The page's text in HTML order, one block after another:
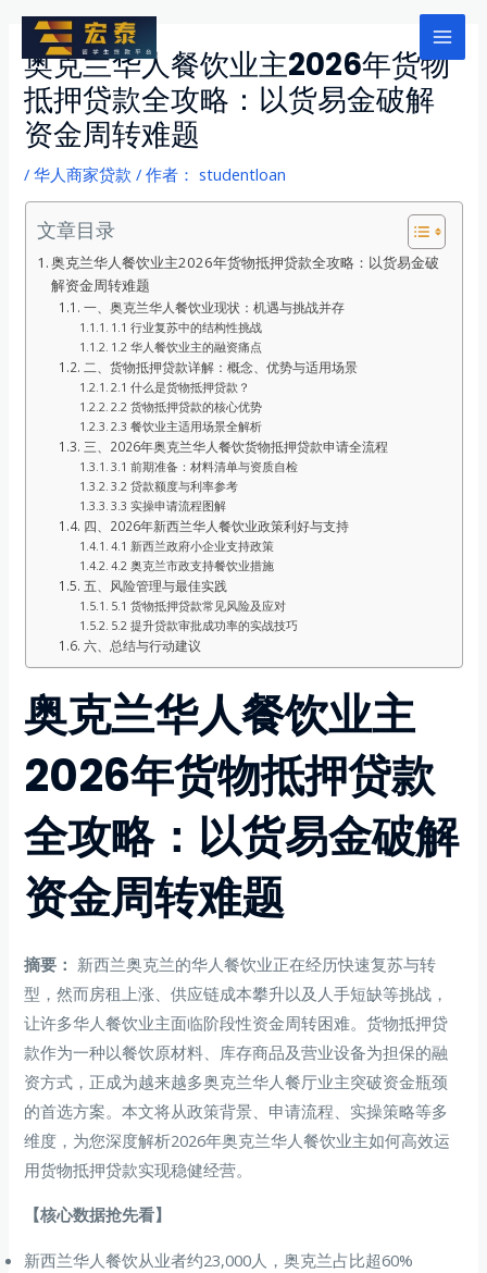
Main
奥克兰华人餐饮业主2026年货物
抵押贷款全攻略：以货易金破解
资金周转难题
/华人商家贷款 / 作者： studentloan
文章目录
奥克兰华人餐饮业主2026年货物抵押贷款全攻略：以货易金破
解资金周转难题
一、奥克兰华人餐饮业现状：机遇与挑战并存
1.1 行业复苏中的结构性挑战
1.2 华人餐饮业主的融资痛点
二、货物抵押贷款详解：概念、优势与适用场景
2.1 什么是货物抵押贷款？
2.2 货物抵押贷款的核心优势
2.3 餐饮业主适用场景全解析
三、2026年奥克兰华人餐饮货物抵押贷款申请全流程
3.1 前期准备：材料清单与资质自检
3.2 贷款额度与利率参考
3.3 实操申请流程图解
四、2026年新西兰华人餐饮业政策利好与支持
4.1 新西兰政府小企业支持政策
4.2 奥克兰市政支持餐饮业措施
五、风险管理与最佳实践
5.1 货物抵押贷款常见风险及应对
5.2 提升贷款审批成功率的实战技巧
六、总结与行动建议
奥克兰华人餐饮业主
2026年货物抵押贷款
全攻略：以货易金破解
资金周转难题
摘要： 新西兰奥克兰的华人餐饮业正在经历快速复苏与转
型，然而房租上涨、供应链成本攀升以及人手短缺等挑战，
让许多华人餐饮业主面临阶段性资金周转困难。货物抵押贷
款作为一种以餐饮原材料、库存商品及营业设备为担保的融
资方式，正成为越来越多奥克兰华人餐厅业主突破资金瓶颈
的首选方案。本文将从政策背景、申请流程、实操策略等多
维度，为您深度解析2026年奥克兰华人餐饮业主如何高效运
用货物抵押贷款实现稳健经营。
【核心数据抢先看】
新西兰华人餐饮从业者约23,000人，奥克兰占比超60%